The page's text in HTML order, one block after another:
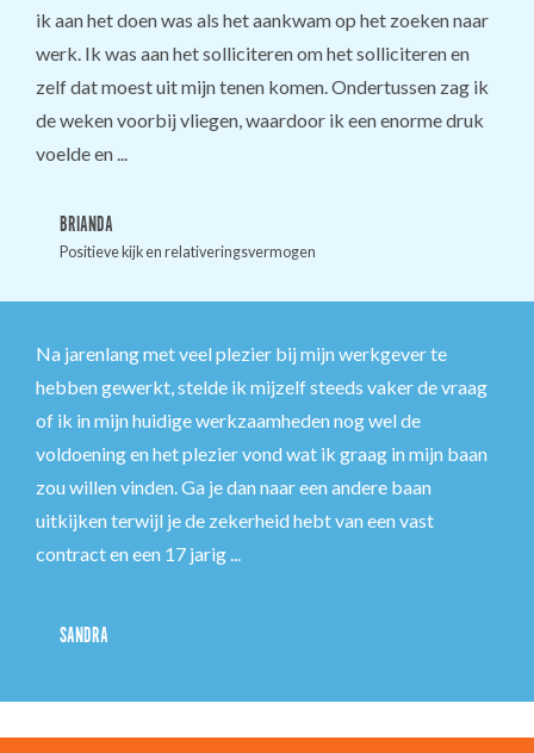
ik aan het doen was als het aankwam op het zoeken naar
werk. Ik was aan het solliciteren om het solliciteren en
zelf dat moest uit mijn tenen komen. Ondertussen zag ik
de weken voorbij vliegen, waardoor ik een enorme druk
voelde en ...
BRIANDA
Positieve kijk en relativeringsvermogen
Na jarenlang met veel plezier bij mijn werkgever te
hebben gewerkt, stelde ik mijzelf steeds vaker de vraag
of ik in mijn huidige werkzaamheden nog wel de
voldoening en het plezier vond wat ik graag in mijn baan
zou willen vinden. Ga je dan naar een andere baan
uitkijken terwijl je de zekerheid hebt van een vast
contract en een 17 jarig ...
SANDRA